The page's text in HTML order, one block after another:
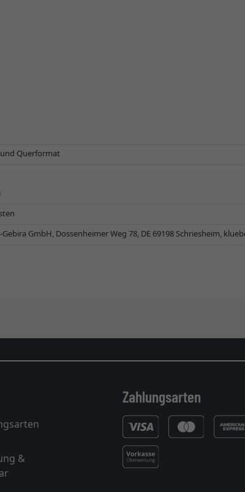
Querformat
GmbH, Dossenheimer Weg 78, DE 69198 Schriesheim,
&
Zahlungsarten